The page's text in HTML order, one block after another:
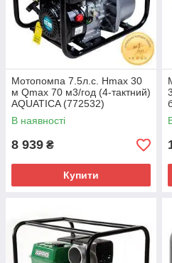
Мотопомпа 7.5л.с. Hmax 30
м Qmax 70 м3/год (4-тактний)
AQUATICA (772532)
В наявності
8 939 ₴
Купити